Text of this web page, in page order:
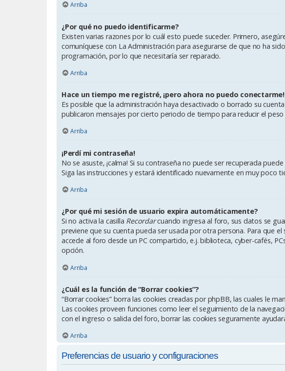
Arriba
¿Por qué no puedo identificarme?
Existen varias razones por lo cuál esto puede suceder. Primero,
comuníquese con La Administración para asegurarse de que no ha
programación, por lo que necesitaría ser reparado.
Arriba
Hace un tiempo me registré, ¡pero ahora no puedo conectarme!
Es posible que la administración haya desactivado o borrado su
publicaron mensajes por cierto periodo de tiempo para reducir el
Arriba
¡Perdí mi contraseña!
No se asuste, ¡calma! Si su contraseña no puede ser recuperada
Siga las instrucciones y estará identificado nuevamente en muy poco
Arriba
¿Por qué mi sesión de usuario expira automáticamente?
Si no activa la casilla Recordarcuando ingresa al foro, sus datos se
previene que su cuenta pueda ser usada por otra persona. Para que
accede al foro desde un PC compartido, e.j. biblioteca, cyber-cafés,
opción.
Arriba
¿Cuál es la función de “Borrar cookies”?
“Borrar cookies” borra las cookies creadas por phpBB, las cuales le
Las cookies proveen funciones como leer el seguimiento de la
con el ingreso o salida del foro, borrar las cookies seguramente
Arriba
Preferencias de usuario y configuraciones